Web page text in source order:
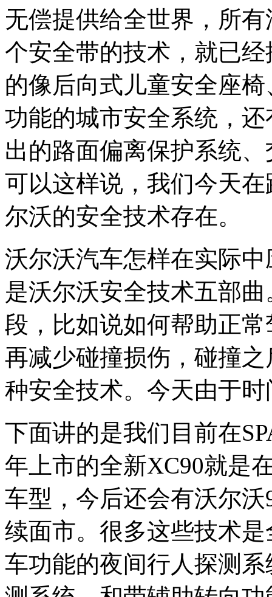
无偿提供给全世界，所
个安全带的技术，就已
的像后向式儿童安全座
功能的城市安全系统，
出的路面偏离保护系统
可以这样说，我们今天
尔沃的安全技术存在。
沃尔沃汽车怎样在实际
是沃尔沃安全技术五部
段，比如说如何帮助正
再减少碰撞损伤，碰撞
种安全技术。今天由于
下面讲的是我们目前在
年上市的全新XC90就是
车型，今后还会有沃尔
续面市。很多这些技术
车功能的夜间行人探测